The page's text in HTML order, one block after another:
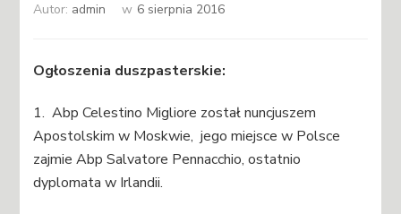
Autor: admin w 6 sierpnia 2016
Ogłoszenia duszpasterskie:
1. Abp Celestino Migliore został nuncjuszem
Apostolskim w Moskwie, jego miejsce w Polsce
zajmie Abp Salvatore Pennacchio, ostatnio
dyplomata w Irlandii.